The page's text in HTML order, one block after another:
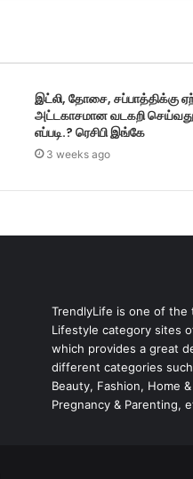
இட்லி, தோசை, சப்பாத்திக்கு
அட்டகாசமான வடகறி செய்வது
எப்படி.? ரெசிபி இங்கே
3 weeks ago
TrendlyLife is one of the
Lifestyle category sites
which provides a great
different categories
Beauty, Fashion, Home
Pregnancy & Parenting,